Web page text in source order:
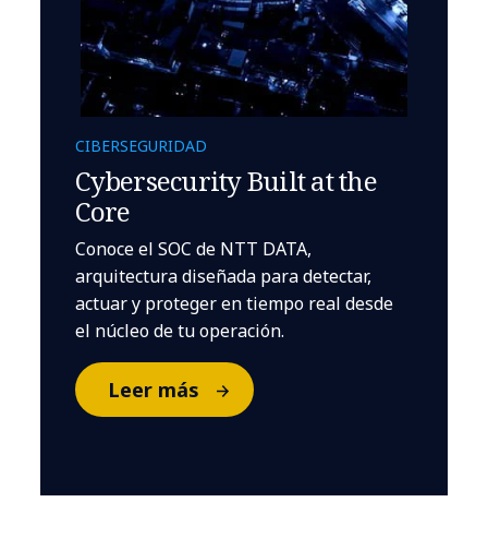
CIBERSEGURIDAD
Cybersecurity Built at the
Core
Conoce el SOC de NTT DATA,
arquitectura diseñada para detectar,
actuar y proteger en tiempo real desde
el núcleo de tu operación.​
Leer más